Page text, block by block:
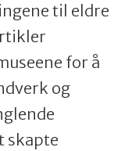
til eldre
for å
og
skapte